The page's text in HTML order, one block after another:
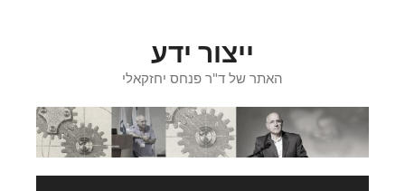
ייצור ידע
האתר של ד"ר פנחס יחזקאלי